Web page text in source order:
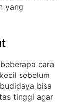
yang
cara
sebelum
bisa
tinggi agar